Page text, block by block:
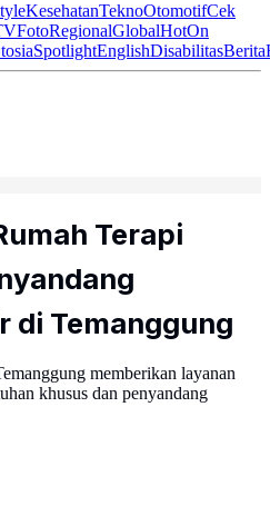
KesehatanTeknoOtomotifCek
FotoRegionalGlobalHotOn
SpotlightEnglishDisabilitasBerita
Terapi
di Temanggung
memberikan layanan
khusus dan penyandang